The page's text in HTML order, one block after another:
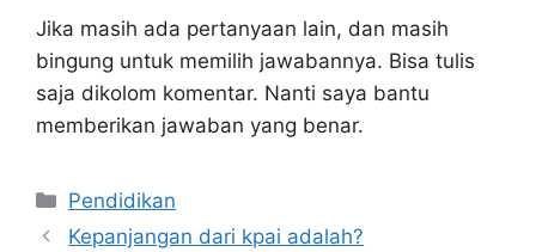
Jika masih ada pertanyaan lain, dan masih
bingung untuk memilih jawabannya. Bisa tulis
saja dikolom komentar. Nanti saya bantu
memberikan jawaban yang benar.
Kategori
Pendidikan
Kepanjangan dari kpai adalah?